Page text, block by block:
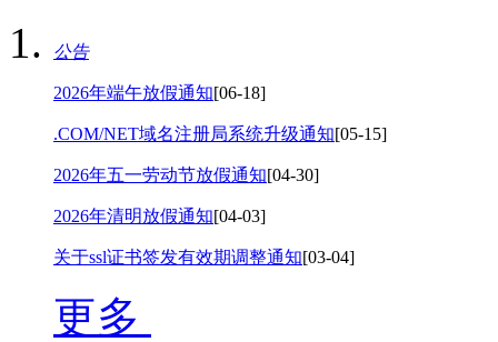
公告
2026年端午放假通知[06-18]
.COM/NET域名注册局系统升级通知[05-15]
2026年五一劳动节放假通知[04-30]
2026年清明放假通知[04-03]
关于ssl证书签发有效期调整通知[03-04]
更多